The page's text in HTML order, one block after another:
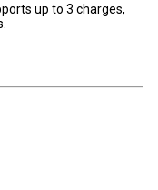
up to 3 charges,